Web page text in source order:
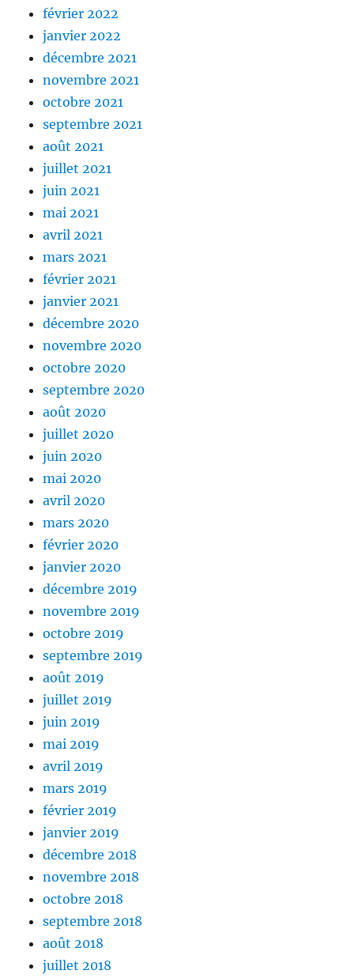
février 2022
janvier 2022
décembre 2021
novembre 2021
octobre 2021
septembre 2021
août 2021
juillet 2021
juin 2021
mai 2021
avril 2021
mars 2021
février 2021
janvier 2021
décembre 2020
novembre 2020
octobre 2020
septembre 2020
août 2020
juillet 2020
juin 2020
mai 2020
avril 2020
mars 2020
février 2020
janvier 2020
décembre 2019
novembre 2019
octobre 2019
septembre 2019
août 2019
juillet 2019
juin 2019
mai 2019
avril 2019
mars 2019
février 2019
janvier 2019
décembre 2018
novembre 2018
octobre 2018
septembre 2018
août 2018
juillet 2018